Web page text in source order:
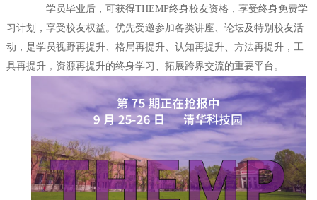
学员毕业后，可获得THEMP终身校友资格，享受终身免费学
习计划，享受校友权益。优先受邀参加各类讲座、论坛及特别校友活
动，是学员视野再提升、格局再提升、认知再提升、方法再提升，工
具再提升，资源再提升的终身学习、拓展跨界交流的重要平台。